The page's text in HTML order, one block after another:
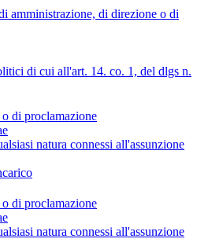
amministrazione, di direzione o di
di cui all'art. 14. co. 1, del dlgs n.
di proclamazione
natura connessi all'assunzione
di proclamazione
natura connessi all'assunzione